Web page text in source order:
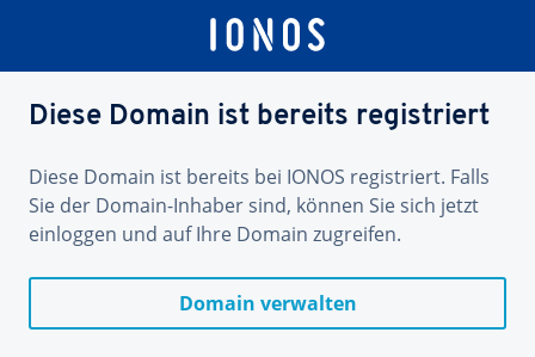
Diese Domain ist bereits registriert
Diese Domain ist bereits bei IONOS registriert. Falls
Sie der Domain-Inhaber sind, können Sie sich jetzt
einloggen und auf Ihre Domain zugreifen.
Domain verwalten